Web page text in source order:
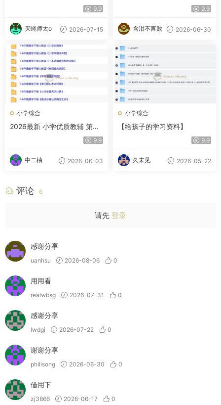
9.9
灭蝇师太o 2026-07-15
9.9
含泪不言败 2026-06-30
小学综合
2026最新 小学优质教辅 第二
9.9
中二柚 2026-06-03
小学综合
【给孩子的学习资料】
9.9
久未见 2026-05-22
评论 6
请先 登录
感谢分享
uanhsu 2026-08-06 0
用用看
realwbsg 2026-07-31 0
感谢分享
lwdgi 2026-07-22 0
谢谢分享
philisong 2026-06-30 0
借用下
zj3866 2026-06-17 0